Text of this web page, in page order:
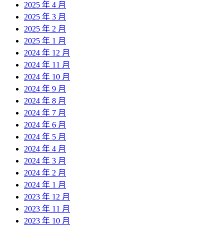
2025 年 4 月
2025 年 3 月
2025 年 2 月
2025 年 1 月
2024 年 12 月
2024 年 11 月
2024 年 10 月
2024 年 9 月
2024 年 8 月
2024 年 7 月
2024 年 6 月
2024 年 5 月
2024 年 4 月
2024 年 3 月
2024 年 2 月
2024 年 1 月
2023 年 12 月
2023 年 11 月
2023 年 10 月